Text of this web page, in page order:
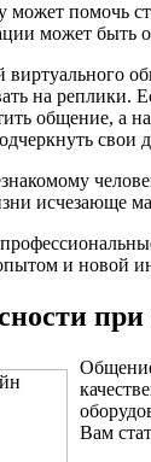
помочь
может быть
на реплики.
общение, а
свои
исчезающе
и новой
Вам